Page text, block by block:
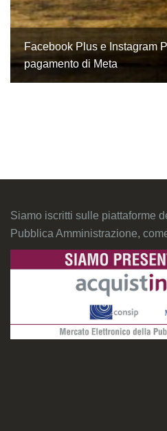
Facebook Plus e Instagram
pagamento di Meta
Siamo iscritti sulle piattaforme
Pubblica Amministrazione,